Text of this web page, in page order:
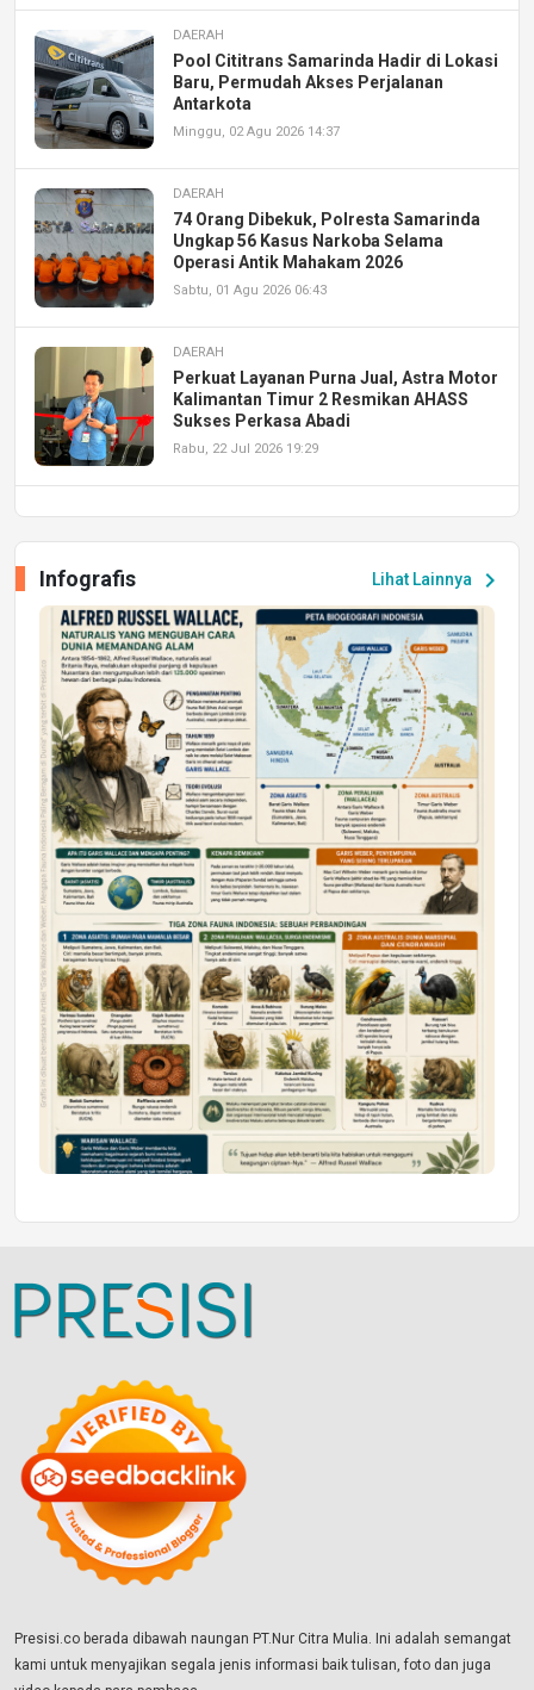
DAERAH
Pool Cititrans Samarinda Hadir di Lokasi
Baru, Permudah Akses Perjalanan
Antarkota
Minggu, 02 Agu 2026 14:37
DAERAH
74 Orang Dibekuk, Polresta Samarinda
Ungkap 56 Kasus Narkoba Selama
Operasi Antik Mahakam 2026
Sabtu, 01 Agu 2026 06:43
DAERAH
Perkuat Layanan Purna Jual, Astra Motor
Kalimantan Timur 2 Resmikan AHASS
Sukses Perkasa Abadi
Rabu, 22 Jul 2026 19:29
Peluang Kerja dan Magang
Jumat, 17 Jul 2026 22:30
DAERAH
Astra Motor Kalimantan Timur 2 Dukung
Mahasiswa Samarinda dalam Astra
Honda SDGs Future Leaders 2026
Jumat, 10 Jul 2026 19:01
Lihat Lainnya chevron_right
Infografis
Presisi.co berada dibawah naungan PT.Nur Citra Mulia. Ini adalah semangat
kami untuk menyajikan segala jenis informasi baik tulisan, foto dan juga